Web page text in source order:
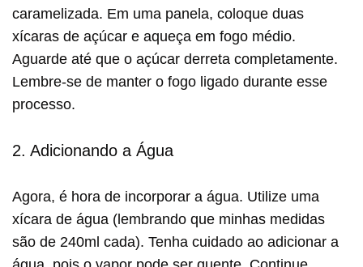
caramelizada. Em uma panela, coloque duas
xícaras de açúcar e aqueça em fogo médio.
Aguarde até que o açúcar derreta completamente.
Lembre-se de manter o fogo ligado durante esse
processo.
2. Adicionando a Água
Agora, é hora de incorporar a água. Utilize uma
xícara de água (lembrando que minhas medidas
são de 240ml cada). Tenha cuidado ao adicionar a